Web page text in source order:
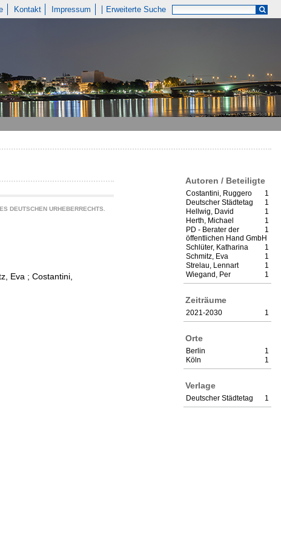
Kontakt Impressum Erweiterte Suche
Autoren / Beteiligte
1
Costantini, Ruggero
1
Deutscher Städtetag
1
Hellwig, David
1
Herth, Michael
1
PD - Berater der
öffentlichen Hand GmbH
1
Schlüter, Katharina
1
Schmitz, Eva
1
Strelau, Lennart
1
Wiegand, Per
Zeiträume
1
2021-2030
Orte
1
Berlin
1
Köln
Verlage
1
Deutscher Städtetag
DEUTSCHEN URHEBERRECHTS.
Eva ; Costantini,